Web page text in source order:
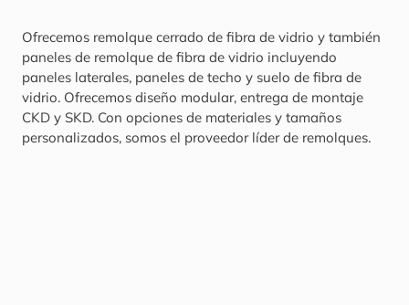
Ofrecemos remolque cerrado de fibra de vidrio y también
paneles de remolque de fibra de vidrio incluyendo
paneles laterales, paneles de techo y suelo de fibra de
vidrio. Ofrecemos diseño modular, entrega de montaje
CKD y SKD. Con opciones de materiales y tamaños
personalizados, somos el proveedor líder de remolques.